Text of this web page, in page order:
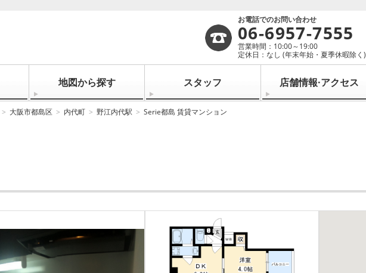
お電話でのお問い合わせ
06-6957-7555
営業時間：10:00～19:00
定休日：なし (年末年始・夏季休暇除く)
地図から探す スタッフ 店舗情報·アクセス
大阪市都島区 内代町 野江内代駅 Serie都島 賃貸マンション